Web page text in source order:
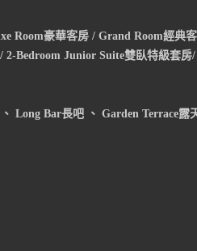
Room豪華客房 / Grand Room經典
2-Bedroom Junior Suite雙臥特級套
Long Bar長吧 、 Garden Terrace露